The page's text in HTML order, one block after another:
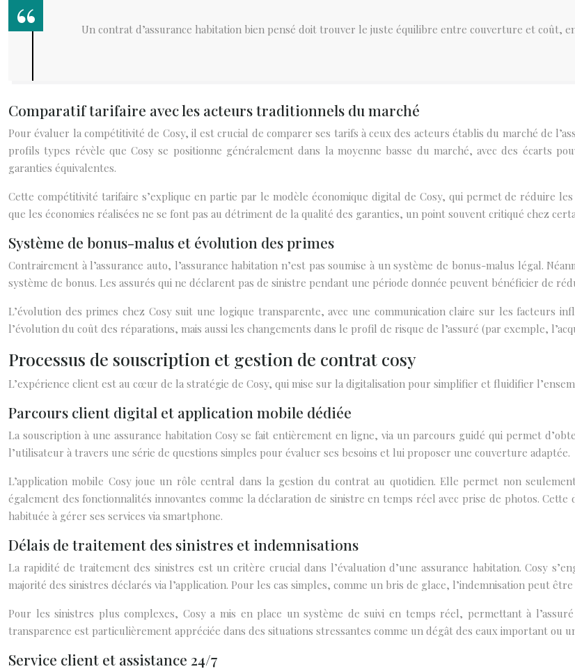
Un contrat d’assurance habitation bien pensé doit trouver le juste équilibre entre couverture et coût,
Comparatif tarifaire avec les acteurs traditionnels du marché
Pour évaluer la compétitivité de Cosy, il est crucial de comparer ses tarifs à ceux des acteurs établis du marché de
profils types révèle que Cosy se positionne généralement dans la moyenne basse du marché, avec des écarts
garanties équivalentes.
Cette compétitivité tarifaire s’explique en partie par le modèle économique digital de Cosy, qui permet de réduire
que les économies réalisées ne se font pas au détriment de la qualité des garanties, un point souvent critiqué chez
Système de bonus-malus et évolution des primes
Contrairement à l’assurance auto, l’assurance habitation n’est pas soumise à un système de bonus-malus légal.
système de bonus. Les assurés qui ne déclarent pas de sinistre pendant une période donnée peuvent bénéficier de
L’évolution des primes chez Cosy suit une logique transparente, avec une communication claire sur les facteurs
l’évolution du coût des réparations, mais aussi les changements dans le profil de risque de l’assuré (par exemple,
Processus de souscription et gestion de contrat cosy
L’expérience client est au cœur de la stratégie de Cosy, qui mise sur la digitalisation pour simplifier et fluidifier
Parcours client digital et application mobile dédiée
La souscription à une assurance habitation Cosy se fait entièrement en ligne, via un parcours guidé qui permet
l’utilisateur à travers une série de questions simples pour évaluer ses besoins et lui proposer une couverture adaptée.
L’application mobile Cosy joue un rôle central dans la gestion du contrat au quotidien. Elle permet non
également des fonctionnalités innovantes comme la déclaration de sinistre en temps réel avec prise de photos.
habituée à gérer ses services via smartphone.
Délais de traitement des sinistres et indemnisations
La rapidité de traitement des sinistres est un critère crucial dans l’évaluation d’une assurance habitation. Cosy
majorité des sinistres déclarés via l’application. Pour les cas simples, comme un bris de glace, l’indemnisation peut
Pour les sinistres plus complexes, Cosy a mis en place un système de suivi en temps réel, permettant à
transparence est particulièrement appréciée dans des situations stressantes comme un dégât des eaux important ou
Service client et assistance 24/7